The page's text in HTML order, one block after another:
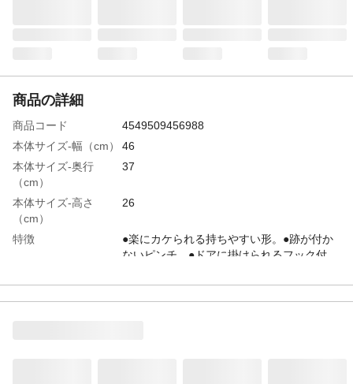
商品の詳細
商品コード
4549509456988
本体サイズ-幅（cm）
46
本体サイズ-奥行
（cm）
37
本体サイズ-高さ
（cm）
26
特徴
●楽にカケられる持ちやすい形。●跡が付か
ないピンチ。●ドアに掛けられるフック付
を変えられる。●竿抜け防止ストッパー。